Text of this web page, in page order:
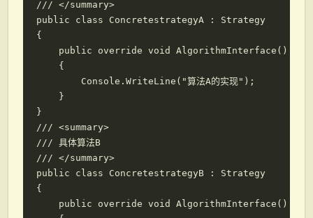
/// </summary>
public class ConcretestrategyA : Strategy
{
    public override void AlgorithmInterface()
    {
        Console.WriteLine("算法A的实现");
    }
}
/// <summary>
/// 具体算法B
/// </summary>
public class ConcretestrategyB : Strategy
{
    public override void AlgorithmInterface()